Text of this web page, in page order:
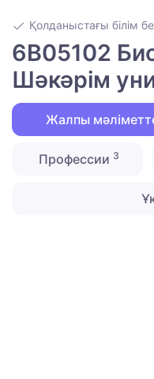
Қолданыстағы білім
6B05102
Шәкәрім
Жалпы
Профессии 3